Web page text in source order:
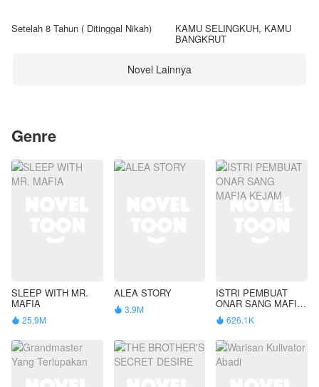
Setelah 8 Tahun ( Ditinggal Nikah) KAMU SELINGKUH, KAMU
BANGKRUT
Novel Lainnya
Genre
SLEEP WITH MR.
MAFIA
 25.9M
ALEA STORY
 3.9M
ISTRI PEMBUAT
ONAR SANG MAFIA
KEJAM
 626.1K